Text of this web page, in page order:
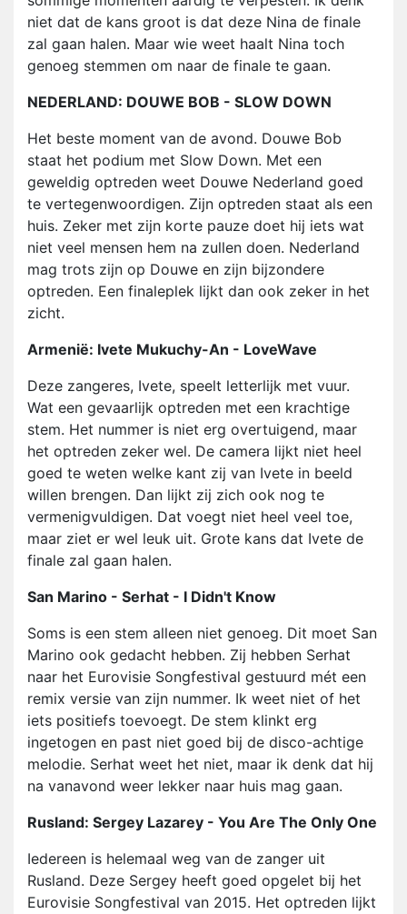
niet dat de kans groot is dat deze Nina de finale
zal gaan halen. Maar wie weet haalt Nina toch
genoeg stemmen om naar de finale te gaan.
NEDERLAND: DOUWE BOB - SLOW DOWN
Het beste moment van de avond. Douwe Bob
staat het podium met Slow Down. Met een
geweldig optreden weet Douwe Nederland goed
te vertegenwoordigen. Zijn optreden staat als een
huis. Zeker met zijn korte pauze doet hij iets wat
niet veel mensen hem na zullen doen. Nederland
mag trots zijn op Douwe en zijn bijzondere
optreden. Een finaleplek lijkt dan ook zeker in het
zicht.
Armenië: Ivete Mukuchy-An - LoveWave
Deze zangeres, Ivete, speelt letterlijk met vuur.
Wat een gevaarlijk optreden met een krachtige
stem. Het nummer is niet erg overtuigend, maar
het optreden zeker wel. De camera lijkt niet heel
goed te weten welke kant zij van Ivete in beeld
willen brengen. Dan lijkt zij zich ook nog te
vermenigvuldigen. Dat voegt niet heel veel toe,
maar ziet er wel leuk uit. Grote kans dat Ivete de
finale zal gaan halen.
San Marino - Serhat - I Didn't Know
Soms is een stem alleen niet genoeg. Dit moet San
Marino ook gedacht hebben. Zij hebben Serhat
naar het Eurovisie Songfestival gestuurd mét een
remix versie van zijn nummer. Ik weet niet of het
iets positiefs toevoegt. De stem klinkt erg
ingetogen en past niet goed bij de disco-achtige
melodie. Serhat weet het niet, maar ik denk dat hij
na vanavond weer lekker naar huis mag gaan.
Rusland: Sergey Lazarey - You Are The Only One
Iedereen is helemaal weg van de zanger uit
Rusland. Deze Sergey heeft goed opgelet bij het
Eurovisie Songfestival van 2015. Het optreden lijkt